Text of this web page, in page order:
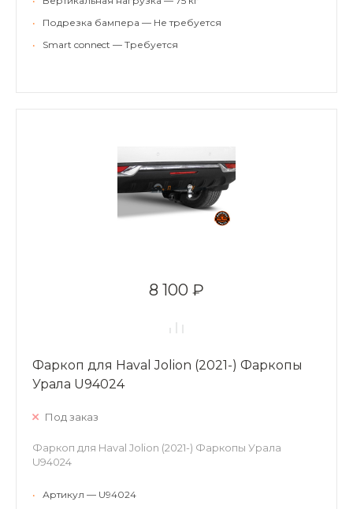
•
Подрезка бампера — Не требуется
•
Smart connect — Требуется
8 100 ₽
Фаркоп для Haval Jolion (2021-) Фаркопы
Урала U94024
Под заказ
Фаркоп для Haval Jolion (2021-) Фаркопы Урала
U94024
•
Артикул — U94024